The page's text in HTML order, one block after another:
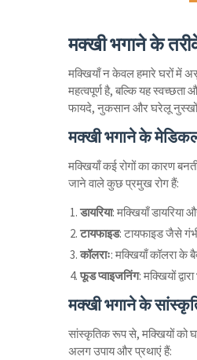
मक्खी भगाने के
मक्खियाँ न केवल हमारे घरों में
महत्वपूर्ण है, बल्कि यह
फायदे, नुकसान और घरेलू नुस्खों
मक्खी भगाने के
मक्खियाँ कई रोगों का कारण
जाने वाले कुछ प्रमुख रोग हैं:
डायरिया: मक्खियाँ
टायफाइड: टायफाइड जैसे
कॉलराः: मक्खियाँ कॉलरा के
फूड प्वाइजनिंग: मक्खियों
मक्खी भगाने के
सांस्कृतिक रूप से, मक्खियों को
अलग उपाय और प्रथाएं हैं: